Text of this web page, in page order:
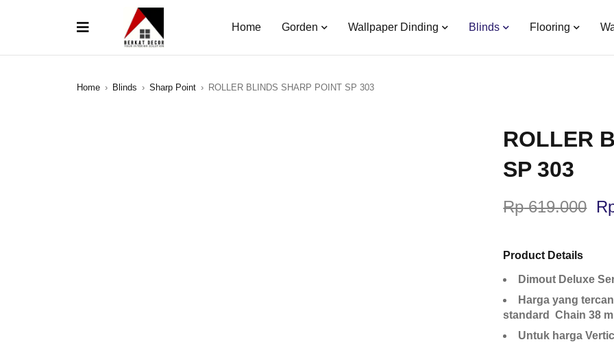
Home Gorden Wallpaper Dinding Blinds Flooring
Home › Blinds › Sharp Point › ROLLER BLINDS SHARP POINT SP 303
ROLLER
SP 303
Rp619.000
Product Details
Dimout Deluxe
Harga yang
standard Chain 38
Untuk harga